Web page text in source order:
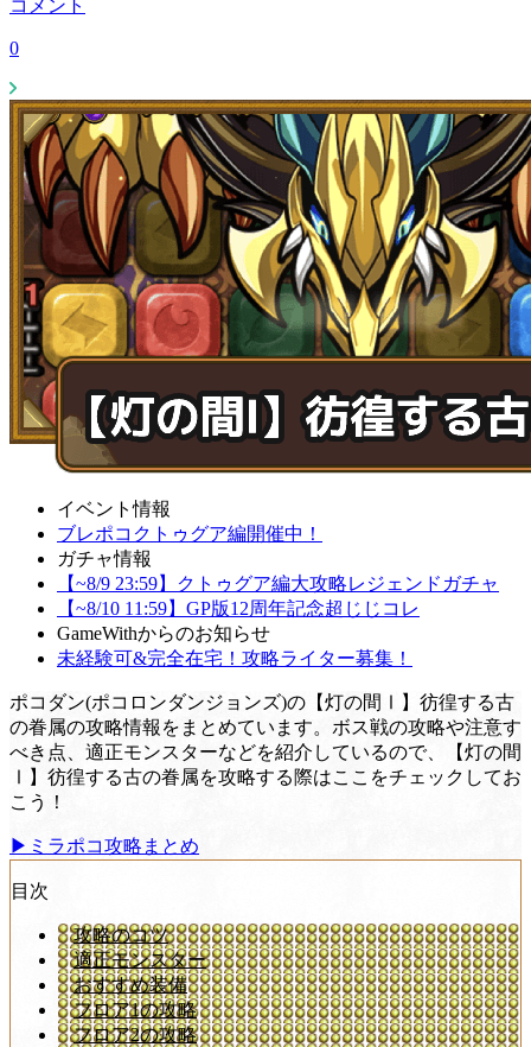
コメント
0
イベント情報
ブレポコクトゥグア編開催中！
ガチャ情報
【~8/9 23:59】クトゥグア編大攻略レジェンドガチャ
【~8/10 11:59】GP版12周年記念超じじコレ
GameWithからのお知らせ
未経験可&完全在宅！攻略ライター募集！
ポコダン(ポコロンダンジョンズ)の【灯の間Ⅰ】彷徨する古
の眷属の攻略情報をまとめています。ボス戦の攻略や注意す
べき点、適正モンスターなどを紹介しているので、【灯の間
Ⅰ】彷徨する古の眷属を攻略する際はここをチェックしてお
こう！
▶ミラポコ攻略まとめ
目次
攻略のコツ
適正モンスター
おすすめ装備
フロア1の攻略
フロア2の攻略